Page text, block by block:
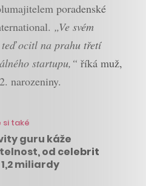
poradenské
„Ve svém
teď ocitl na prahu třetí
startupu,“ říká muž,
narozeniny.
si také
guru káže
od celebrit
miliardy